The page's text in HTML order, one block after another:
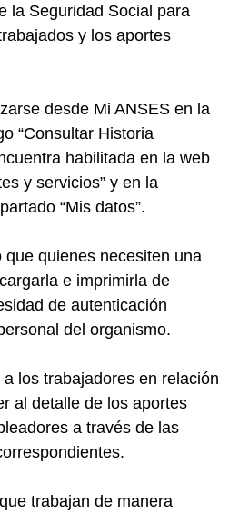
la Seguridad Social para
y los aportes
desde Mi ANSES en la
“Consultar Historia
habilitada en la web
y servicios” y en la
“Mis datos”.
quienes necesiten una
e imprimirla de
de autenticación
del organismo.
los trabajadores en relación
al detalle de los aportes
a través de las
trabajan de manera